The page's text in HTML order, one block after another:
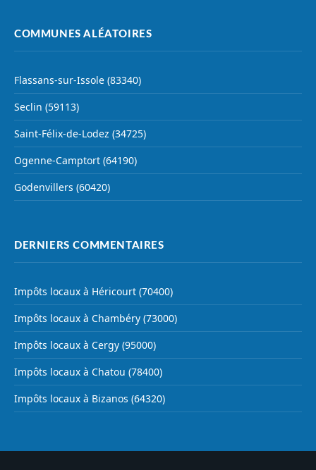
COMMUNES ALÉATOIRES
Flassans-sur-Issole (83340)
Seclin (59113)
Saint-Félix-de-Lodez (34725)
Ogenne-Camptort (64190)
Godenvillers (60420)
DERNIERS COMMENTAIRES
Impôts locaux à Héricourt (70400)
Impôts locaux à Chambéry (73000)
Impôts locaux à Cergy (95000)
Impôts locaux à Chatou (78400)
Impôts locaux à Bizanos (64320)